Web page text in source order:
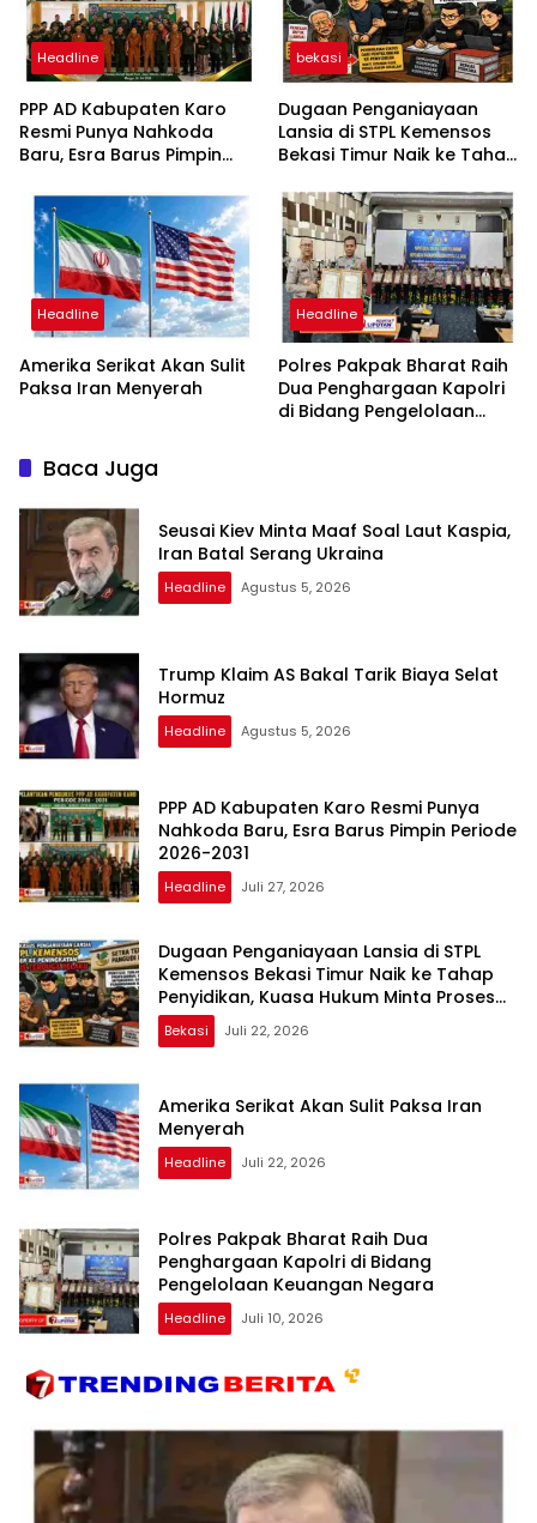
Headline
PPP AD Kabupaten Karo
Resmi Punya Nahkoda
Baru, Esra Barus Pimpin
bekasi
Dugaan Penganiayaan
Lansia di STPL Kemensos
Bekasi Timur Naik ke Tahap
Minta Proses Transparan
dan Bebas Intervensi
Headline
Amerika Serikat Akan Sulit
Paksa Iran Menyerah
Headline
Polres Pakpak Bharat Raih
Dua Penghargaan Kapolri
di Bidang Pengelolaan
Baca Juga
Seusai Kiev Minta Maaf Soal Laut Kaspia,
Iran Batal Serang Ukraina
Headline Agustus 5, 2026
Trump Klaim AS Bakal Tarik Biaya Selat
Hormuz
Headline Agustus 5, 2026
PPP AD Kabupaten Karo Resmi Punya
Nahkoda Baru, Esra Barus Pimpin Periode
2026-2031
Headline Juli 27, 2026
Dugaan Penganiayaan Lansia di STPL
Kemensos Bekasi Timur Naik ke Tahap
Penyidikan, Kuasa Hukum Minta Proses
Transparan dan Bebas Intervensi
Bekasi Juli 22, 2026
Amerika Serikat Akan Sulit Paksa Iran
Menyerah
Headline Juli 22, 2026
Polres Pakpak Bharat Raih Dua
Penghargaan Kapolri di Bidang
Pengelolaan Keuangan Negara
Headline Juli 10, 2026